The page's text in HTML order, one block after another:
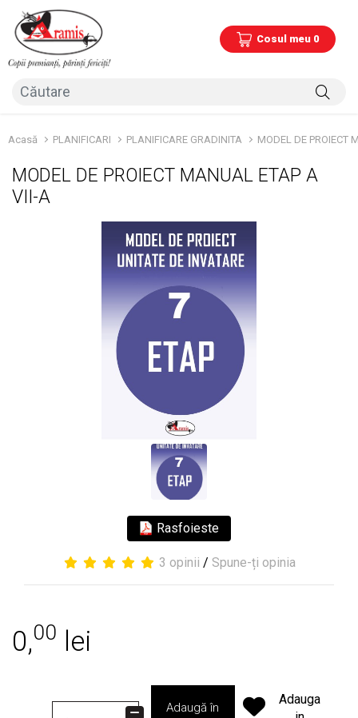
Cosul meu 0
Acasă PLANIFICARI PLANIFICARE GRADINITA MODEL DE PROIECT
MODEL DE PROIECT MANUAL ETAP A
VII-A
Rasfoieste
3 opinii / Spune-ți opinia
0,00 lei
Adaugă în
Adauga